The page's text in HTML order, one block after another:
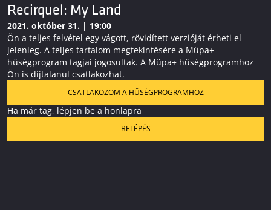
Recirquel: My Land
2021. október 31. | 19:00
Ön a teljes felvétel egy vágott, rövidített verzióját érheti el
jelenleg. A teljes tartalom megtekintésére a Müpa+
hűségprogram tagjai jogosultak. A Müpa+ hűségprogramhoz
Ön is díjtalanul csatlakozhat.
CSATLAKOZOM A HŰSÉGPROGRAMHOZ
Ha már tag, lépjen be a honlapra
BELÉPÉS